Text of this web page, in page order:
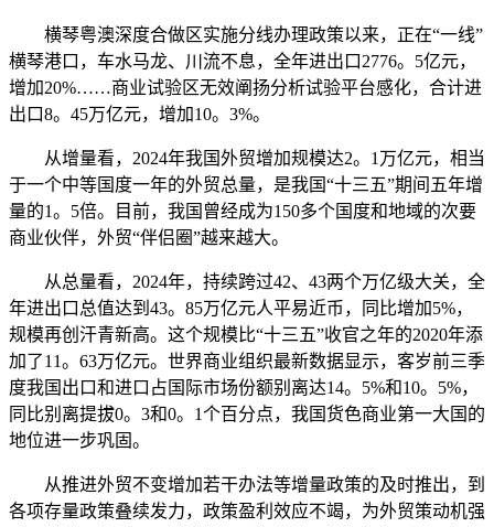
横琴粤澳深度合做区实施分线办理政策以来，正在“一线”
横琴港口，车水马龙、川流不息，全年进出口2776。5亿元，
增加20%……商业试验区无效阐扬分析试验平台感化，合计进
出口8。45万亿元，增加10。3%。
从增量看，2024年我国外贸增加规模达2。1万亿元，相当
于一个中等国度一年的外贸总量，是我国“十三五”期间五年增
量的1。5倍。目前，我国曾经成为150多个国度和地域的次要
商业伙伴，外贸“伴侣圈”越来越大。
从总量看，2024年，持续跨过42、43两个万亿级大关，全
年进出口总值达到43。85万亿元人平易近币，同比增加5%，
规模再创汗青新高。这个规模比“十三五”收官之年的2020年添
加了11。63万亿元。世界商业组织最新数据显示，客岁前三季
度我国出口和进口占国际市场份额别离达14。5%和10。5%，
同比别离提拔0。3和0。1个百分点，我国货色商业第一大国的
地位进一步巩固。
从推进外贸不变增加若干办法等增量政策的及时推出，到
各项存量政策叠续发力，政策盈利效应不竭，为外贸策动机强